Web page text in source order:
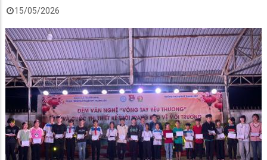
15/05/2026